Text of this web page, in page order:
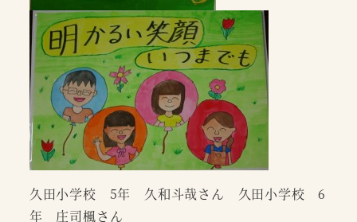
久田小学校 5年 久和斗哉さん 久田小学校 6
年 庄司楓さん